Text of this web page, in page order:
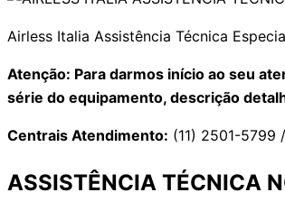
Airless Italia Assistência Técnica
Atenção: Para darmos início ao seu
série do equipamento, descrição
Centrais Atendimento: (11) 2501-5799 /
ASSISTÊNCIA TÉCNICA